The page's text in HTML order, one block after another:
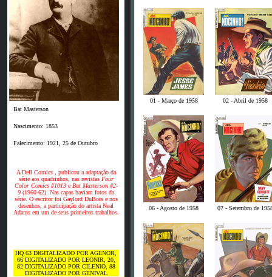
Bat Masterson
Nascimento: 1853
Falecimento: 1921, 25 de Outubro
A Dell Comics , publicou a adaptação da
série aos quadrinhos, nas revistas Four
Color Comics #1013e Bat Masterson #2-
9 (1960-62). Nas capas haviam fotos da
série. O escritor foi Gaylord DuBois e nos
desenhos, a participação do artista Neal
Adams em um de seus primeiros trabalhos.
HQ 63 DIGITALIZADO POR AGENOR,
66 DIGITALIZADO POR LEONIR, 20,
82 DIGITALIZADO POR CILENIO, 88
DIGITALIZADO POR GENIVAL
01 - Março de 1958 02 - Abril de 1958
06 - Agosto de 1958 07 - Setembro de